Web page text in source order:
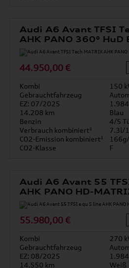
Audi A6 Avant TFSI
AHK PANO 360° HuD
44.950,00 €
Kombi
150
Gebrauchtfahrzeug
EZ: 07/2025
14.208 km
Blau
Benzin
4/5
Verbrauch kombiniert¹
7.3l/
CO2-Emission kombiniert¹
CO2-Klasse
F
Audi A6 Avant 55
AHK PANO HD-
55.980,00 €
Kombi
270
Gebrauchtfahrzeug
EZ: 08/2025
14.550 km
Weiß